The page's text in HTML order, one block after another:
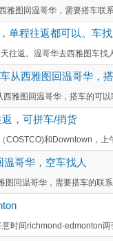
雅图回温哥华，需要搭车联
单程往返都可以。车找
往返。温哥华去西雅图车找
从西雅图回温哥华，
雅图回温哥华，搭车的可以
，可拼车/捎货
COSTCO)和Downtown，上
哥华，空车找人
图回温哥华，需要搭车的联
时间richmond-edmonton两